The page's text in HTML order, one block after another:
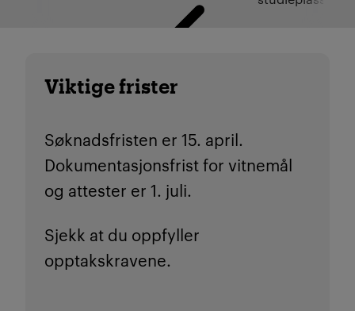
Viktige frister
Søknadsfristen er 15. april.
Dokumentasjonsfrist for vitnemål
og attester er 1. juli.
Sjekk at du oppfyller
opptakskravene.